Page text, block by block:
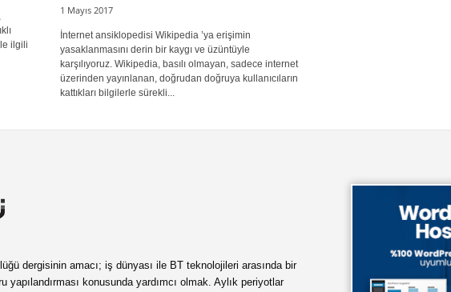
ilgili
1 Mayıs 2017
İnternet ansiklopedisi Wikipedia ’ya erişimin
yasaklanmasını derin bir kaygı ve üzüntüyle
karşılıyoruz. Wikipedia, basılı olmayan, sadece internet
üzerinden yayınlanan, doğrudan doğruya kullanıcıların
kattıkları bilgilerle sürekli...
dergisinin amacı; iş dünyası ile BT teknolojileri arasında bir
yapılandırması konusunda yardımcı olmak. Aylık periyotlar